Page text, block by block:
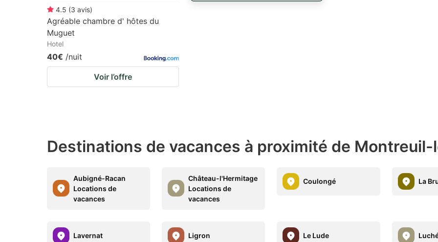
4.5 (3 avis)
Agréable chambre d' hôtes du
Muguet
Hotel
40€ /nuit
Voir l’offre
Destinations de vacances à proximité de
Aubigné-Racan
Locations de
vacances
Château-l'Hermitage
Locations de
vacances
Coulongé La
Lavernat Ligron Le Lude